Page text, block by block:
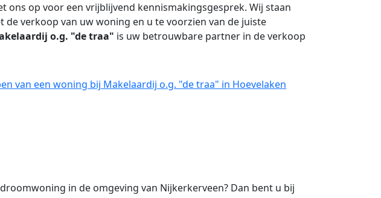
ons op voor een vrijblijvend kennismakingsgesprek. Wij staan
de verkoop van uw woning en u te voorzien van de juiste
o.g. "de traa" is uw betrouwbare partner in de verkoop
van een woning bij Makelaardij o.g. "de traa" in Hoevelaken
in de omgeving van Nijkerkerveen? Dan bent u bij